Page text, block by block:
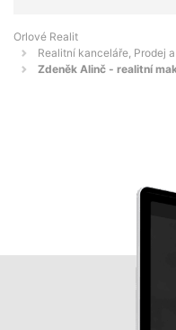
Orlové Realit
Realitní kanceláře, Prodej
Zdeněk Alinč - realitní